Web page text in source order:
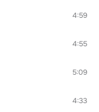
4:59
4:55
5:09
4:33